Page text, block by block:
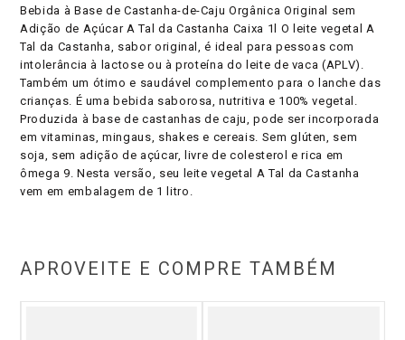
Bebida à Base de Castanha-de-Caju Orgânica Original sem
Adição de Açúcar A Tal da Castanha Caixa 1l O leite vegetal A
Tal da Castanha, sabor original, é ideal para pessoas com
intolerância à lactose ou à proteína do leite de vaca (APLV).
Também um ótimo e saudável complemento para o lanche das
crianças. É uma bebida saborosa, nutritiva e 100% vegetal.
Produzida à base de castanhas de caju, pode ser incorporada
em vitaminas, mingaus, shakes e cereais. Sem glúten, sem
soja, sem adição de açúcar, livre de colesterol e rica em
ômega 9. Nesta versão, seu leite vegetal A Tal da Castanha
vem em embalagem de 1 litro.
APROVEITE E COMPRE TAMBÉM